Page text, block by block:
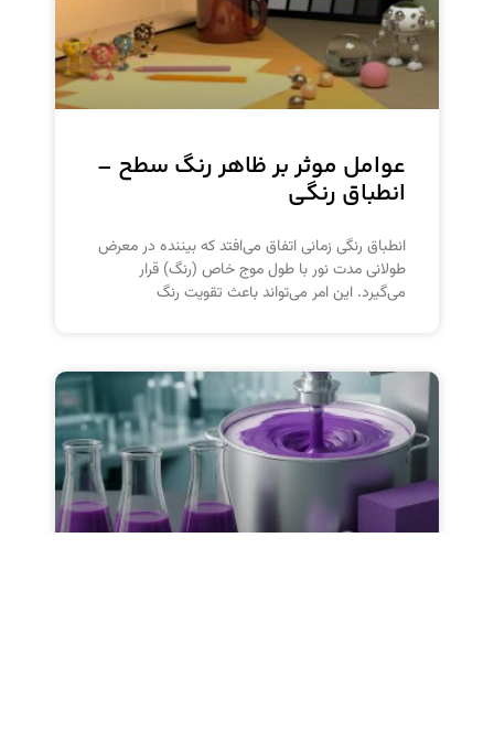
عوامل موثر بر ظاهر رنگ سطح –
انطباق رنگی
انطباق رنگی زمانی اتفاق می‌افتد که بیننده در معرض
طولانی مدت نور با طول موج خاص (رنگ) قرار
می‌گیرد. این امر می‌تواند باعث تقویت رنگ